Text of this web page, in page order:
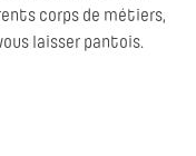
corps de métiers,
laisser pantois.